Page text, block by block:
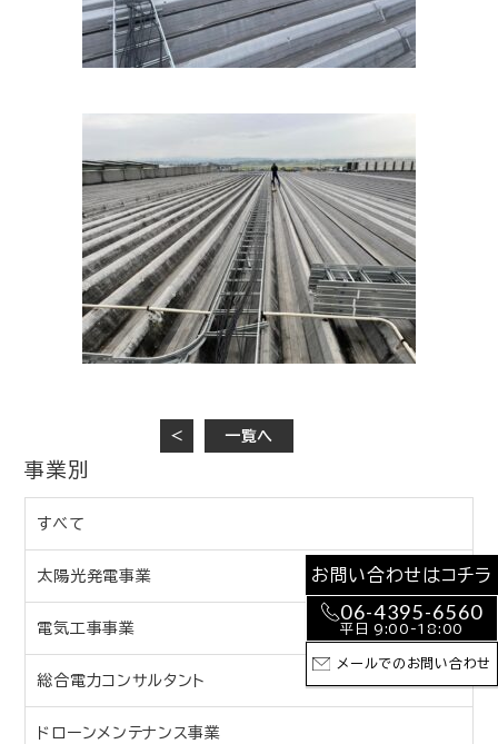
事業別
すべて
太陽光発電事業
電気工事事業
総合電力コンサルタント
ドローンメンテナンス事業
＜ 一覧へ
お問い合わせはコチラ
06-4395-6560
平日 9:00-18:00
メールでのお問い合わせ